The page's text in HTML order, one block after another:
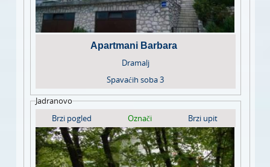
Apartmani Barbara
Dramalj
Spavaćih soba3
Jadranovo
Brzi pogled
Označi Brzi upit